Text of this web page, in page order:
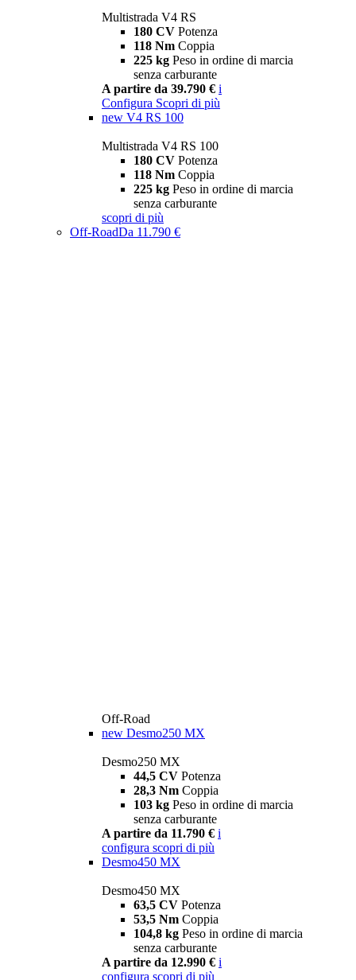
Multistrada V4 RS
180 CV Potenza
118 Nm Coppia
225 kg Peso in ordine di marcia
senza carburante
A partire da 39.790 € i
Configura Scopri di più
new V4 RS 100
Multistrada V4 RS 100
180 CV Potenza
118 Nm Coppia
225 kg Peso in ordine di marcia
senza carburante
scopri di più
Off-RoadDa 11.790 €
Off-Road
new Desmo250 MX
Desmo250 MX
44,5 CV Potenza
28,3 Nm Coppia
103 kg Peso in ordine di marcia
senza carburante
A partire da 11.790 € i
configura scopri di più
Desmo450 MX
Desmo450 MX
63,5 CV Potenza
53,5 Nm Coppia
104,8 kg Peso in ordine di marcia
senza carburante
A partire da 12.990 € i
configura scopri di più